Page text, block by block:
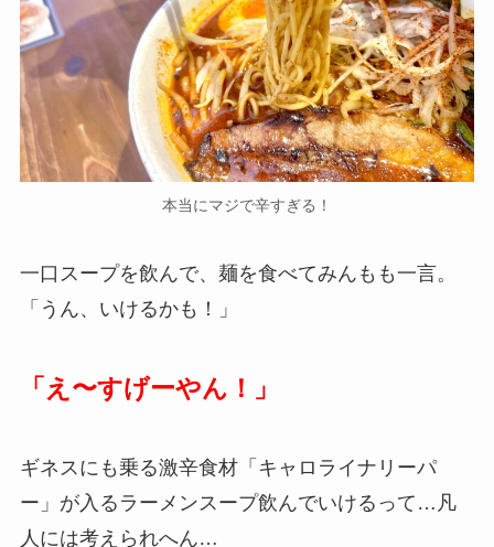
本当にマジで辛すぎる！
一口スープを飲んで、麺を食べてみんもも一言。
「うん、いけるかも！」
「え〜すげーやん！」
ギネスにも乗る激辛食材「キャロライナリーパ
ー」が入るラーメンスープ飲んでいけるって…凡
人には考えられへん…